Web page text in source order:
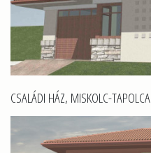
CSALÁDI HÁZ, MISKOLC-TAPOLCA